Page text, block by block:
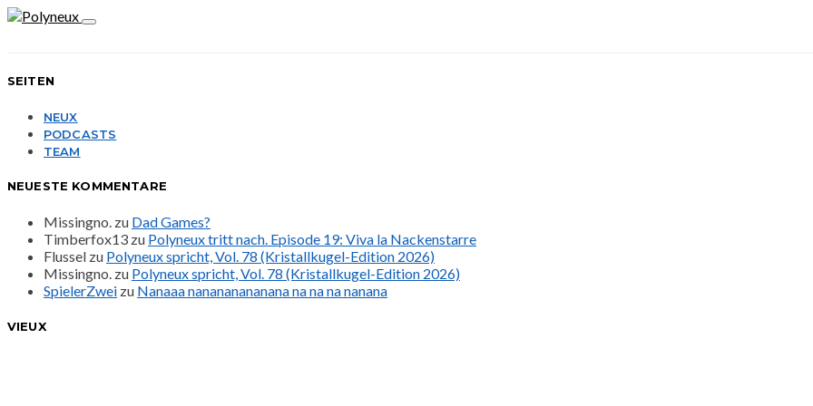
SEITEN
NEUX
PODCASTS
TEAM
NEUESTE KOMMENTARE
Missingno. zu Dad Games?
Timberfox13 zu Polyneux tritt nach. Episode 19: Viva la Nackenstarre
Flussel zu Polyneux spricht, Vol. 78 (Kristallkugel-Edition 2026)
Missingno. zu Polyneux spricht, Vol. 78 (Kristallkugel-Edition 2026)
SpielerZwei zu Nanaaa nanananananana na na na nanana
VIEUX